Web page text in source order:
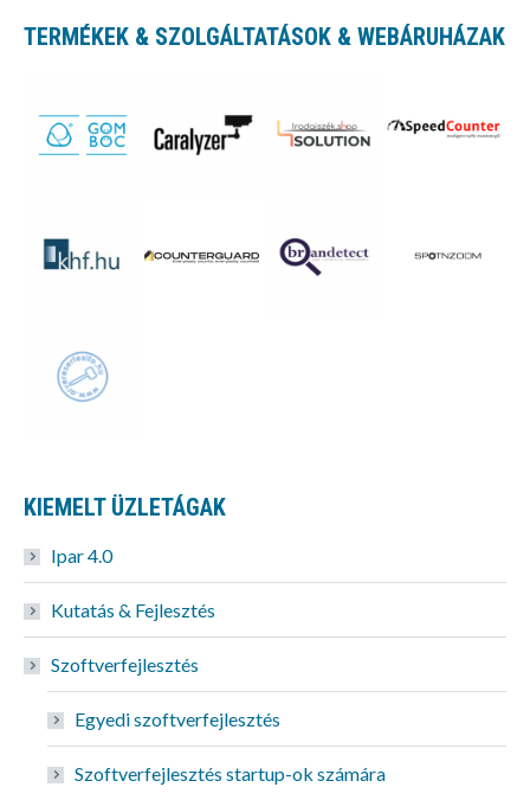
TERMÉKEK & SZOLGÁLTATÁSOK & WEBÁRUHÁZAK
KIEMELT ÜZLETÁGAK
Ipar 4.0
Kutatás & Fejlesztés
Szoftverfejlesztés
Egyedi szoftverfejlesztés
Szoftverfejlesztés startup-ok számára